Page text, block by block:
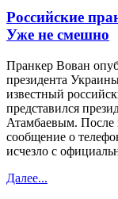
Российские
Уже не смешно
Пранкер Вован
президента
известный
представился
Атамбаевым. После
сообщение о
исчезло с
Далее...